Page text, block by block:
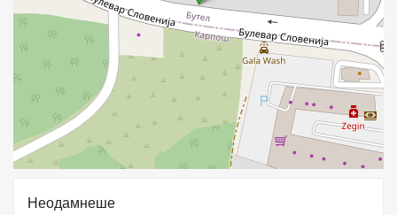
Неодамнеше